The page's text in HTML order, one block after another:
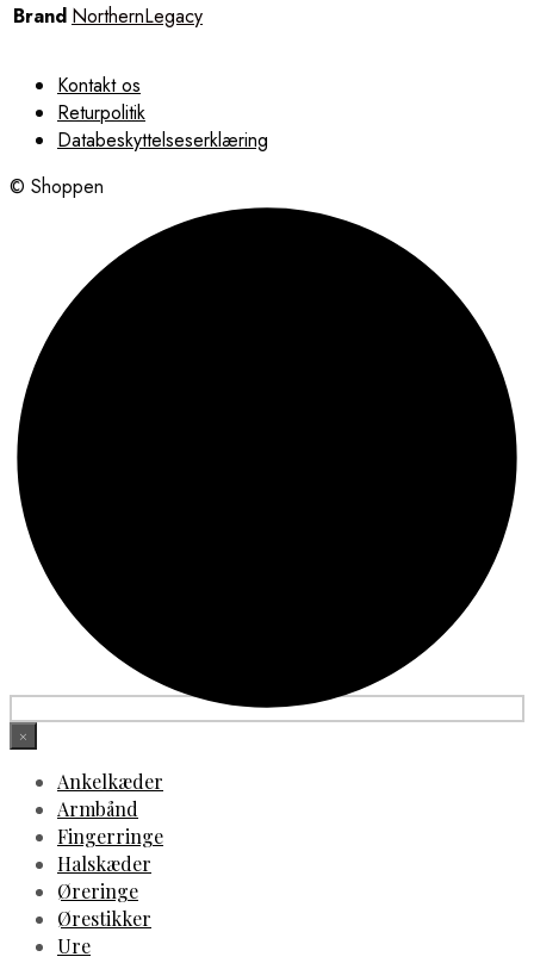
Brand NorthernLegacy
Kontakt os
Returpolitik
Databeskyttelseserklæring
© Shoppen
×
Ankelkæder
Armbånd
Fingerringe
Halskæder
Øreringe
Ørestikker
Ure